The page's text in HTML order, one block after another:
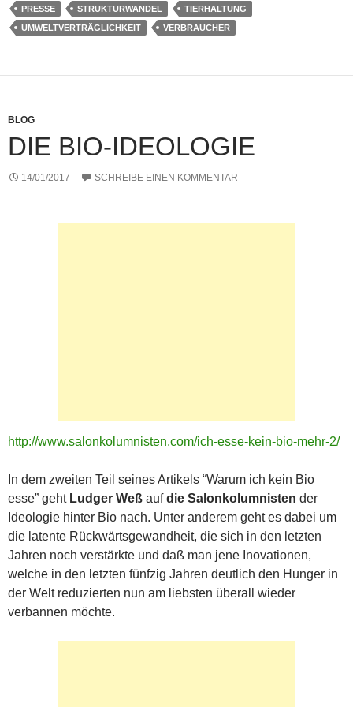
o
k
p
g
n
PRESSE
STRUKTURWANDEL
TIERHALTUNG
UMWELTVERTRÄGLICHKEIT
VERBRAUCHER
BLOG
DIE BIO-IDEOLOGIE
14/01/2017 SCHREIBE EINEN KOMMENTAR
http://www.salonkolumnisten.com/ich-esse-kein-bio-mehr-2/
In dem zweiten Teil seines Artikels “Warum ich kein Bio
esse” geht Ludger Weß aufdie Salonkolumnisten der
Ideologie hinter Bio nach. Unter anderem geht es dabei um
die latente Rückwärtsgewandheit, die sich in den letzten
Jahren noch verstärkte und daß man jene Inovationen,
welche in den letzten fünfzig Jahren deutlich den Hunger in
der Welt reduzierten nun am liebsten überall wieder
verbannen möchte.